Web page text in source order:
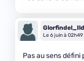
Le 6 juin à 02h49
Pas au sens défini